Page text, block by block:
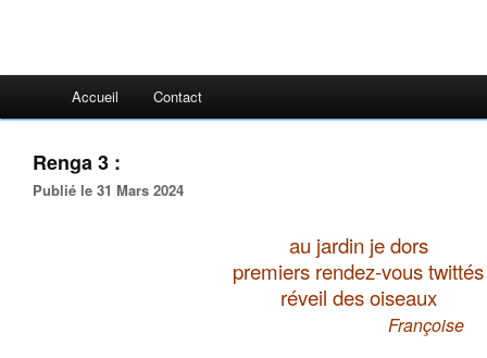
Accueil Contact
Renga 3 :
Publié le 31 Mars 2024
au jardin je dors
premiers rendez-vous twittés
réveil des oiseaux
Françoise